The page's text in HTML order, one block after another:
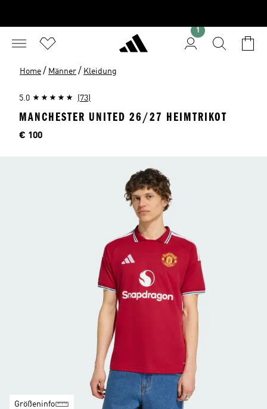
1
Home / Männer / Kleidung
5.0 (73)
MANCHESTER UNITED 26/27 HEIMTRIKOT
Preis
€ 100
Größeninfo